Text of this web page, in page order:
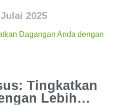
2025
Tingkatkan
Lebih